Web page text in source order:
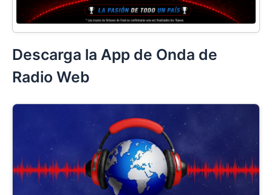
Descarga la App de Onda de
Radio Web